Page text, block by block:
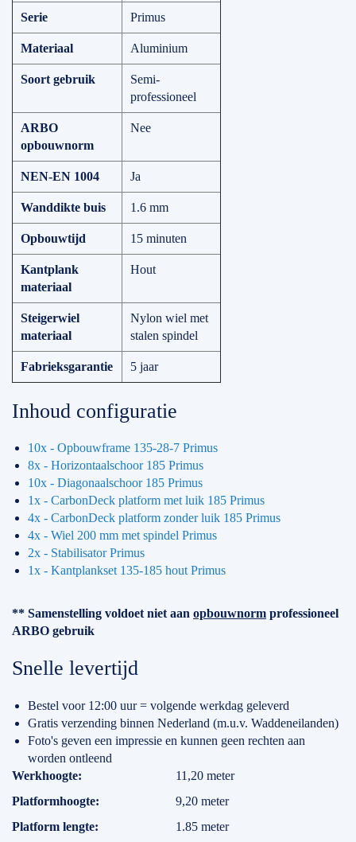
Serie Primus
Materiaal Aluminium
Soort gebruik
Semi-
professioneel
ARBO
opbouwnorm
Nee
NEN-EN 1004 Ja
Wanddikte buis 1.6 mm
Opbouwtijd 15 minuten
Kantplank
materiaal
Hout
Steigerwiel
materiaal
Nylon wiel met
stalen spindel
Fabrieksgarantie 5 jaar
Inhoud configuratie
10x - Opbouwframe 135-28-7 Primus
8x - Horizontaalschoor 185 Primus
10x - Diagonaalschoor 185 Primus
1x - CarbonDeck platform met luik 185 Primus
4x - CarbonDeck platform zonder luik 185 Primus
4x - Wiel 200 mm met spindel Primus
2x - Stabilisator Primus
1x - Kantplankset 135-185 hout Primus
** Samenstelling voldoet niet aan opbouwnorm professioneel
ARBO gebruik
Snelle levertijd
Bestel voor 12:00 uur = volgende werkdag geleverd
Gratis verzending binnen Nederland (m.u.v. Waddeneilanden)
Foto's geven een impressie en kunnen geen rechten aan
worden ontleend
Specificaties
Werkhoogte
11,20 meter
Platformhoogte
9,20 meter
Platform lengte
1.85 meter